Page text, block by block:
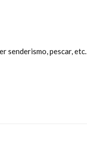
senderismo, pescar, etc.